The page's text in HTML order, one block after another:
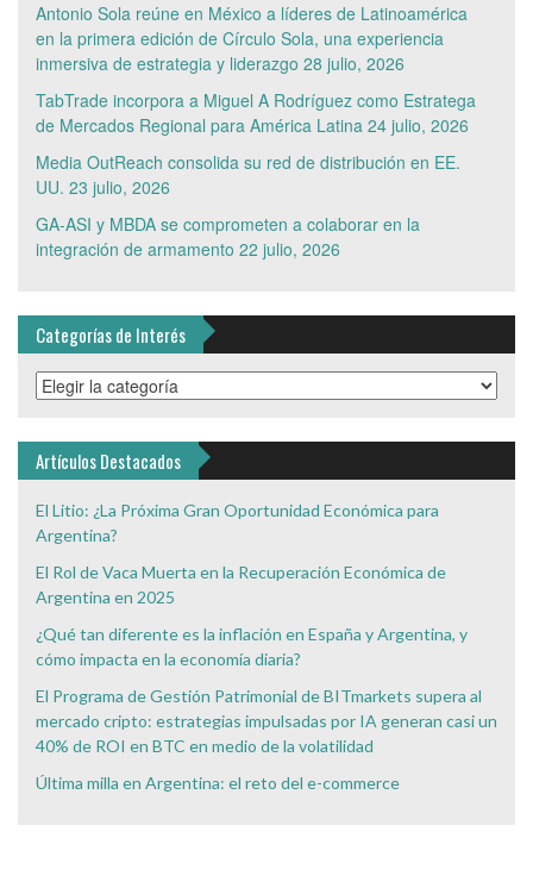
Antonio Sola reúne en México a líderes de Latinoamérica
en la primera edición de Círculo Sola, una experiencia
inmersiva de estrategia y liderazgo 28 julio, 2026
TabTrade incorpora a Miguel A Rodríguez como Estratega
de Mercados Regional para América Latina 24 julio, 2026
Media OutReach consolida su red de distribución en EE.
UU. 23 julio, 2026
GA-ASI y MBDA se comprometen a colaborar en la
integración de armamento 22 julio, 2026
Categorías de Interés
Categorías
de
Artículos Destacados
El Litio: ¿La Próxima Gran Oportunidad Económica para
Argentina?
El Rol de Vaca Muerta en la Recuperación Económica de
Argentina en 2025
¿Qué tan diferente es la inflación en España y Argentina, y
cómo impacta en la economía diaria?
El Programa de Gestión Patrimonial de BITmarkets supera al
mercado cripto: estrategias impulsadas por IA generan casi un
40% de ROI en BTC en medio de la volatilidad
Última milla en Argentina: el reto del e-commerce